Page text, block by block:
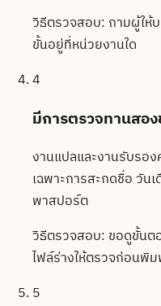
วิธีตรวจสอบ: ถามผู้ให้
ขั้นอยู่ที่หน่วยงานใด
4
มีการตรวจทานสอ
งานแปลและงานรับรอ
เฉพาะการสะกดชื่อ วัน
พาสปอร์ต
วิธีตรวจสอบ: ขอดูขั้นต
ไฟล์ร่างให้ตรวจก่อนพิ
5